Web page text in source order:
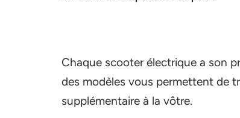
Chaque scooter électrique a son
des modèles vous permettent de
supplémentaire à la vôtre.